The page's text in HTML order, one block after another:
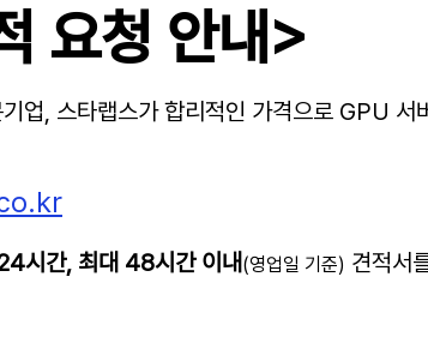
요청 안내>
업, 스타랩스가 합리적인 가격으로 GPU 서
시간, 최대 48시간 이내 (영업일 기준) 견적서